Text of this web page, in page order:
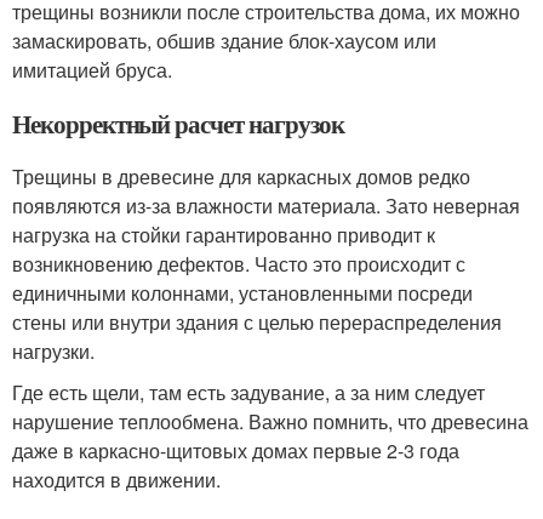
трещины возникли после строительства дома, их можно
замаскировать, обшив здание блок-хаусом или
имитацией бруса.
Некорректный расчет нагрузок
Трещины в древесине для каркасных домов редко
появляются из-за влажности материала. Зато неверная
нагрузка на стойки гарантированно приводит к
возникновению дефектов. Часто это происходит с
единичными колоннами, установленными посреди
стены или внутри здания с целью перераспределения
нагрузки.
Где есть щели, там есть задувание, а за ним следует
нарушение теплообмена. Важно помнить, что древесина
даже в каркасно-щитовых домах первые 2-3 года
находится в движении.